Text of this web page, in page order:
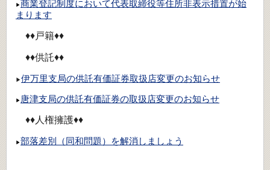
▶商業登記制度において代表取締役等住所非表示措置が始
まります
♦♦戸籍♦♦
♦♦供託♦♦
▶ 伊万里支局の供託有価証券取扱店変更のお知らせ
▶ 唐津支局の供託有価証券の取扱店変更のお知らせ
♦♦人権擁護♦♦
▶部落差別（同和問題）を解消しましょう​